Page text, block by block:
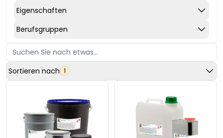
Eigenschaften
Berufsgruppen
Sortieren nach 1